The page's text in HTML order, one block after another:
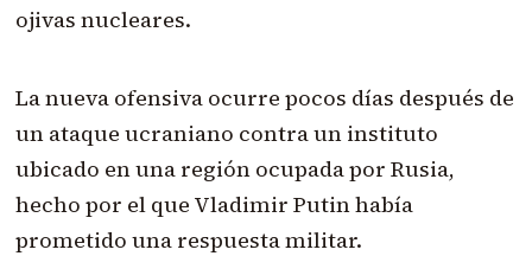
ojivas nucleares.
La nueva ofensiva ocurre pocos días después de
un ataque ucraniano contra un instituto
ubicado en una región ocupada por Rusia,
hecho por el que Vladimir Putin había
prometido una respuesta militar.